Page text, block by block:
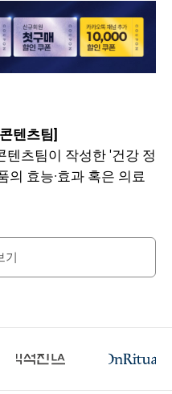
텐츠팀]
츠팀이 작성한 '건강 정
의 효능·효과 혹은 의료
기